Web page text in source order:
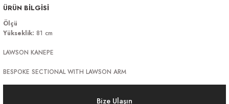
ÜRÜN BİLGİSİ
Ölçü
Yükseklik: 81 cm
LAWSON KANEPE
BESPOKE SECTIONAL WITH LAWSON ARM
Bize Ulaşın